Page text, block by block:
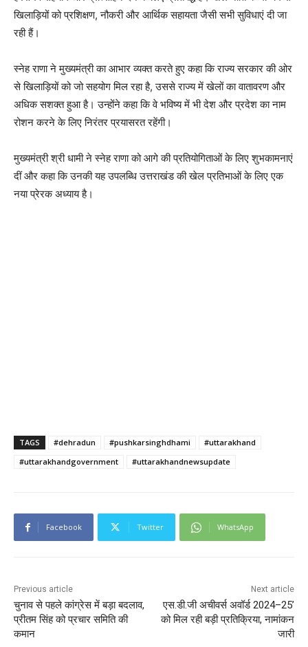
खिलाड़ियों को प्रशिक्षण, नौकरी और आर्थिक सहायता जैसी सभी सुविधाएं दी जा
रही हैं।
स्नेह राणा ने मुख्यमंत्री का आभार व्यक्त करते हुए कहा कि राज्य सरकार की ओर
से खिलाड़ियों को जो सहयोग मिल रहा है, उससे राज्य में खेलों का वातावरण और
अधिक सशक्त हुआ है। उन्होंने कहा कि वे भविष्य में भी देश और प्रदेश का नाम
रोशन करने के लिए निरंतर प्रयासरत रहेंगी।
मुख्यमंत्री श्री धामी ने स्नेह राणा को आगे की प्रतियोगिताओं के लिए शुभकामनाएं
दीं और कहा कि उनकी यह उपलब्धि उत्तराखंड की खेल प्रतिभाओं के लिए एक
नया प्रेरक अध्याय है।
TAGS #dehradun #pushkarsinghdhami
#uttarakhand
#uttarakhandgovernment
#uttarakhandnewsupdate
Facebook Twitter WhatsApp
Previous article
चुनाव से पहले कांग्रेस में बड़ा बदलाव,
प्रीतम सिंह को प्रचार समिति की
कमान
Next article
एस.डी.जी अचीवर्स अवॉर्ड 2024–25’
को मिल रही बड़ी प्रतिक्रिया, नामांकन
जारी